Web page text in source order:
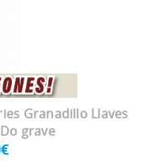
Granadillo Llaves
grave